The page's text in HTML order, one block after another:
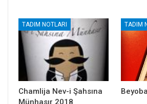
TADIM NOTLARI
Chamlija Nev-i Şahsına
Münhasır 2018
TADIM